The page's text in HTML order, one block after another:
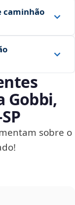
caminhão
Gobbi,
sobre o